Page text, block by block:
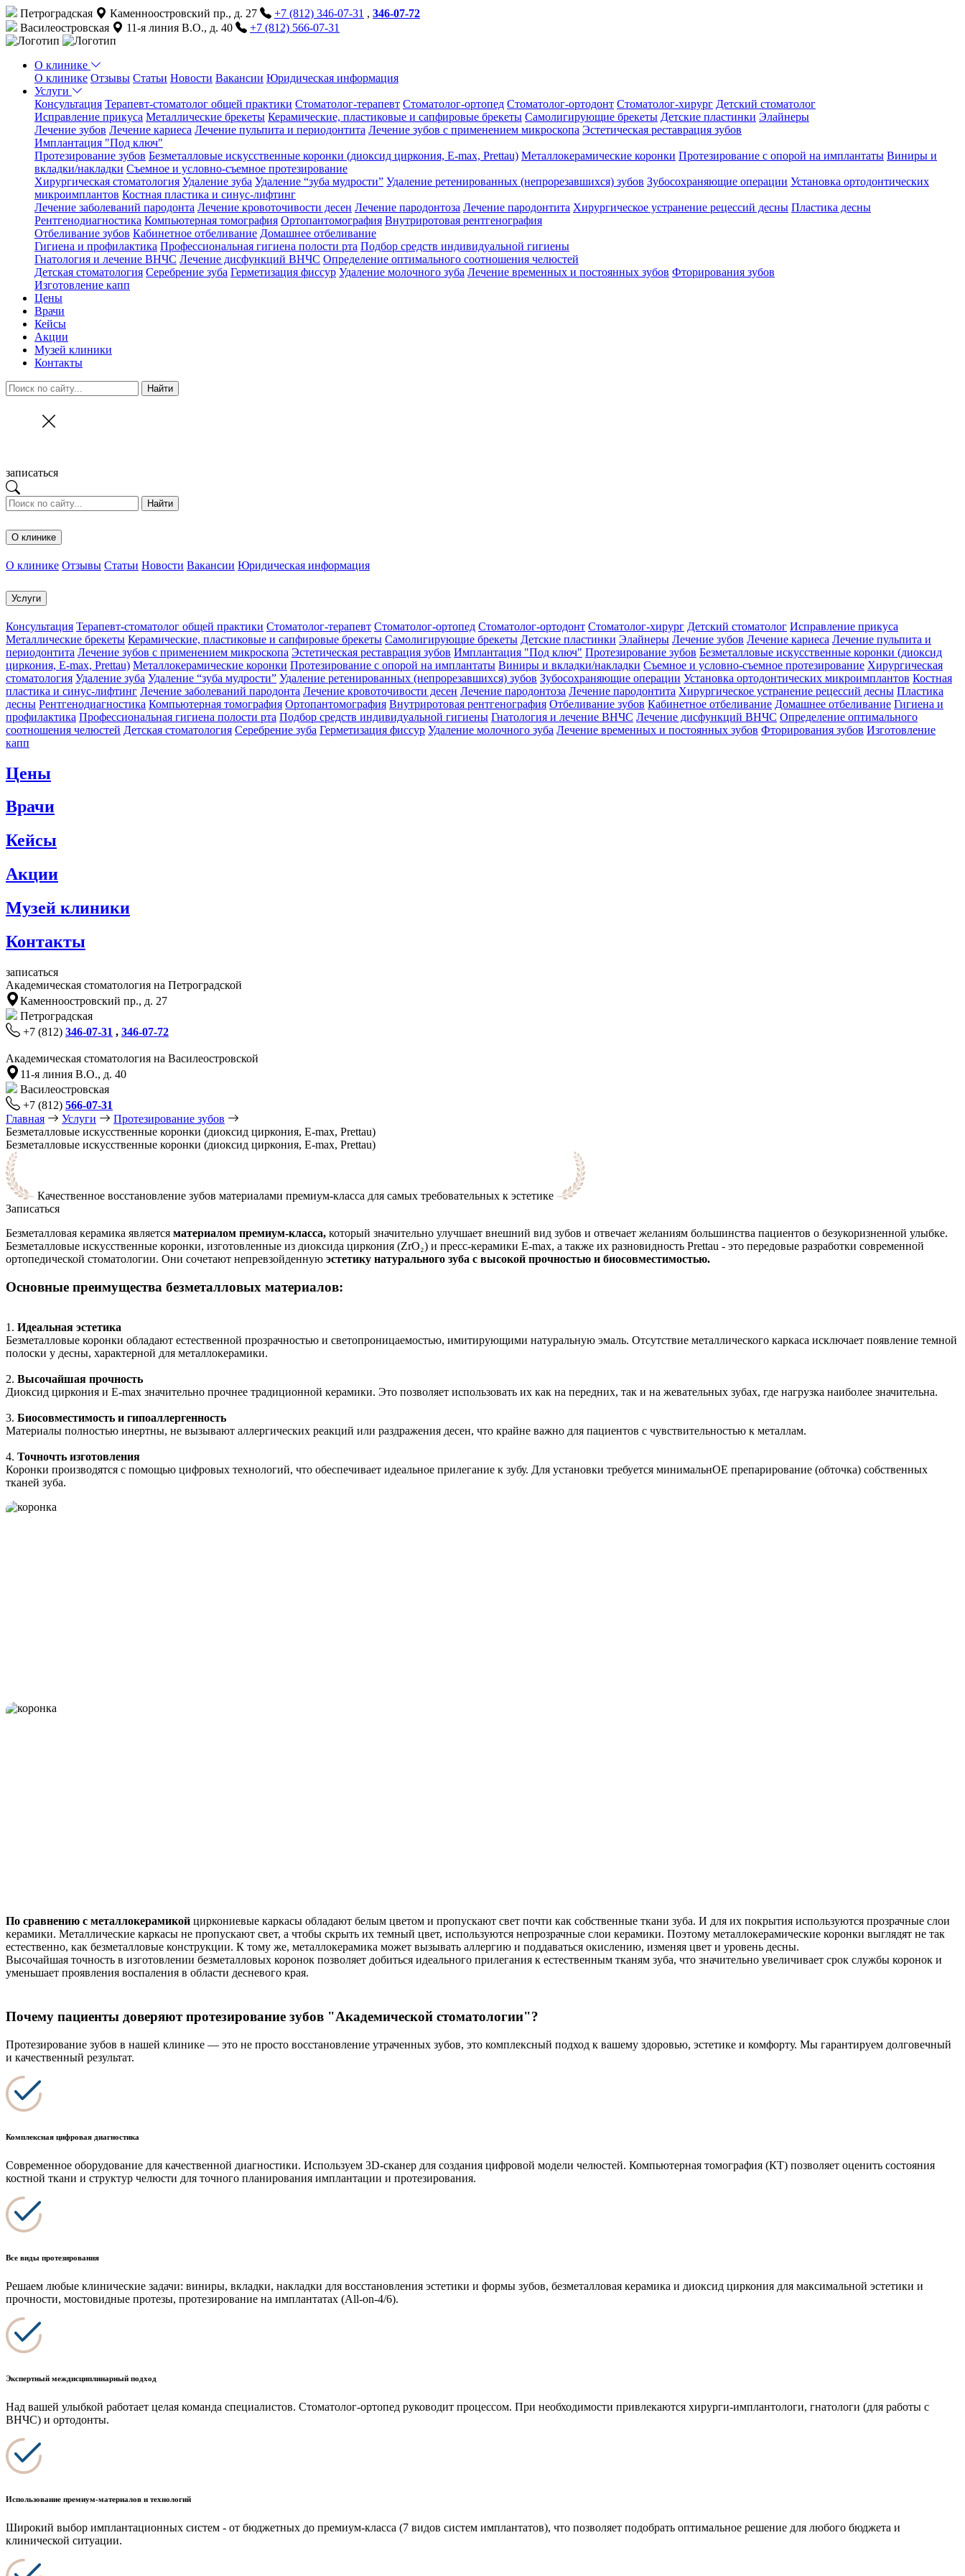
Петроградская Каменноостровский пр., д. 27 +7 (812) 346-07-31 , 346-07-72
Василеостровская
11-я линия В.О., д. 40 +7 (812) 566-07-31
О клинике
О клинике Отзывы Статьи Новости Вакансии Юридическая информация
Услуги
Консультация Терапевт-стоматолог общей практики Cтоматолог-терапевт Стоматолог-ортопед Стоматолог-ортодонт Стоматолог-хирург Детский стоматолог
Исправление прикуса Металлические брекеты Керамические, пластиковые и сапфировые брекеты Самолигирующие брекеты Детские пластинки Элайнеры
Лечение зубов Лечение кариеса Лечение пульпита и периодонтита Лечение зубов с применением микроскопа Эстетическая реставрация зубов
Имплантация "Под ключ"
Протезирование зубов Безметалловые искусственные коронки (диоксид циркония, E-max, Prettau) Металлокерамические коронки Протезирование с опорой на имплантаты Виниры и
вкладки/накладки Съемное и условно-съемное протезирование
Хирургическая стоматология Удаление зуба Удаление “зуба мудрости” Удаление ретенированных (непрорезавшихся) зубов Зубосохраняющие операции Установка ортодонтических
микроимплантов Костная пластика и синус-лифтинг
Лечение заболеваний пародонта Лечение кровоточивости десен Лечение пародонтоза Лечение пародонтита Хирургическое устранение рецессий десны Пластика десны
Рентгенодиагностика Компьютерная томография Ортопантомография Внутриротовая рентгенография
Отбеливание зубов Кабинетное отбеливание Домашнее отбеливание
Гигиена и профилактика Профессиональная гигиена полости рта Подбор средств индивидуальной гигиены
Гнатология и лечение ВНЧС Лечение дисфункций ВНЧС Определение оптимального соотношения челюстей
Детская стоматология Серебрение зуба Герметизация фиссур Удаление молочного зуба Лечение временных и постоянных зубов Фторирования зубов
Изготовление капп
Цены
Врачи
Кейсы
Акции
Музей клиники
Контакты
Найти
записаться
Найти
О клинике
О клинике Отзывы Статьи Новости Вакансии Юридическая информация
Услуги
Консультация Терапевт-стоматолог общей практики Cтоматолог-терапевт Стоматолог-ортопед Стоматолог-ортодонт Стоматолог-хирург Детский стоматолог Исправление прикуса
Металлические брекеты Керамические, пластиковые и сапфировые брекеты Самолигирующие брекеты Детские пластинки Элайнеры Лечение зубов Лечение кариеса Лечение пульпита и
периодонтита Лечение зубов с применением микроскопа Эстетическая реставрация зубов Имплантация "Под ключ" Протезирование зубов Безметалловые искусственные коронки (диоксид
циркония, E-max, Prettau) Металлокерамические коронки Протезирование с опорой на имплантаты Виниры и вкладки/накладки Съемное и условно-съемное протезирование Хирургическая
стоматология Удаление зуба Удаление “зуба мудрости” Удаление ретенированных (непрорезавшихся) зубов Зубосохраняющие операции Установка ортодонтических микроимплантов Костная
пластика и синус-лифтинг Лечение заболеваний пародонта Лечение кровоточивости десен Лечение пародонтоза Лечение пародонтита Хирургическое устранение рецессий десны Пластика
десны Рентгенодиагностика Компьютерная томография Ортопантомография Внутриротовая рентгенография Отбеливание зубов Кабинетное отбеливание Домашнее отбеливание Гигиена и
профилактика Профессиональная гигиена полости рта Подбор средств индивидуальной гигиены Гнатология и лечение ВНЧС Лечение дисфункций ВНЧС Определение оптимального
соотношения челюстей Детская стоматология Серебрение зуба Герметизация фиссур Удаление молочного зуба Лечение временных и постоянных зубов Фторирования зубов Изготовление
капп
Цены
Врачи
Кейсы
Акции
Музей клиники
Контакты
записаться
Академическая стоматология на Петроградской
Каменноостровский пр., д. 27
Петроградская
+7 (812) 346-07-31 , 346-07-72
Академическая стоматология на Василеостровской
11-я линия В.О., д. 40
Василеостровская
+7 (812) 566-07-31
Главная
Услуги
Протезирование зубов
Безметалловые искусственные коронки (диоксид циркония, E-max, Prettau)
Безметалловые искусственные коронки (диоксид циркония, E-max, Prettau)
Качественное восстановление зубов материалами премиум-класса для самых требовательных к эстетике
Записаться
Безметалловая керамика является материалом премиум-класса, который значительно улучшает внешний вид зубов и отвечает желаниям большинства пациентов о безукоризненной улыбке.
Безметалловые искусственные коронки, изготовленные из диоксида циркония (ZrO₂) и пресс-керамики E-max, а также их разновидность Prettau - это передовые разработки современной
ортопедической стоматологии. Они сочетают непревзойденную эстетику натурального зуба с высокой прочностью и биосовместимостью.
Основные преимущества безметалловых материалов:
1. Идеальная эстетика
Безметалловые коронки обладают естественной прозрачностью и светопроницаемостью, имитирующими натуральную эмаль. Отсутствие металлического каркаса исключает появление темной
полоски у десны, характерной для металлокерамики.
2. Высочайшая прочность
Диоксид циркония и E-max значительно прочнее традиционной керамики. Это позволяет использовать их как на передних, так и на жевательных зубах, где нагрузка наиболее значительна.
3. Биосовместимость и гипоаллергенность
Материалы полностью инертны, не вызывают аллергических реакций или раздражения десен, что крайне важно для пациентов с чувствительностью к металлам.
4. Точночть изготовления
Коронки производятся с помощью цифровых технологий, что обеспечивает идеальное прилегание к зубу. Для установки требуется минимальнОЕ препарирование (обточка) собственных
тканей зуба.
По сравнению с металлокерамикой циркониевые каркасы обладают белым цветом и пропускают свет почти как собственные ткани зуба. И для их покрытия используются прозрачные слои
керамики. Металлические каркасы не пропускают свет, а чтобы скрыть их темный цвет, используются непрозрачные слои керамики. Поэтому металлокерамические коронки выглядят не так
естественно, как безметалловые конструкции. К тому же, металлокерамика может вызывать аллергию и поддаваться окислению, изменяя цвет и уровень десны.
Высочайшая точность в изготовлении безметалловых коронок позволяет добиться идеального прилегания к естественным тканям зуба, что значительно увеличивает срок службы коронок и
уменьшает проявления воспаления в области десневого края.
Почему пациенты доверяют протезирование зубов "Академической стоматологии"?
Протезирование зубов в нашей клинике — это не просто восстановление утраченных зубов, это комплексный подход к вашему здоровью, эстетике и комфорту. Мы гарантируем долговечный
и качественный результат.
Комплексная цифровая диагностика
Современное оборудование для качественной диагностики. Используем 3D-сканер для создания цифровой модели челюстей. Компьютерная томография (КТ) позволяет оценить состояния
костной ткани и структур челюсти для точного планирования имплантации и протезирования.
Все виды протезирования
Решаем любые клинические задачи: виниры, вкладки, накладки для восстановления эстетики и формы зубов, безметалловая керамика и диоксид циркония для максимальной эстетики и
прочности, мостовидные протезы, протезирование на имплантатах (All-on-4/6).
Экспертный междисциплинарный подход
Над вашей улыбкой работает целая команда специалистов. Стоматолог-ортопед руководит процессом. При необходимости привлекаются хирурги-имплантологи, гнатологи (для работы с
ВНЧС) и ортодонты.
Использование премиум-материалов и технологий
Широкий выбор имплантационных систем - от бюджетных до премиум-класса (7 видов систем имплантатов), что позволяет подобрать оптимальное решение для любого бюджета и
клинической ситуации.